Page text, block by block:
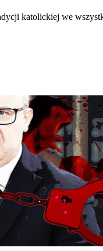
katolickiej we